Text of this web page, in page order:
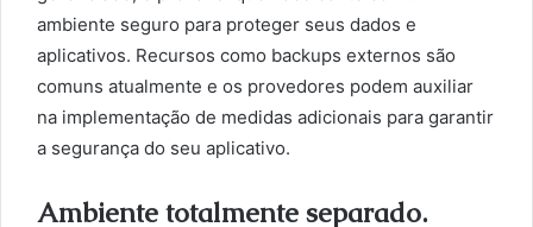
ambiente seguro para proteger seus dados e
aplicativos. Recursos como backups externos são
comuns atualmente e os provedores podem auxiliar
na implementação de medidas adicionais para garantir
a segurança do seu aplicativo.
Ambiente totalmente separado.